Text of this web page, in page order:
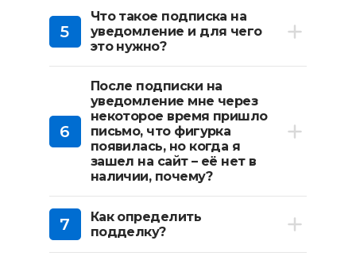
5
Что такое подписка на
уведомление и для чего
это нужно?
6
После подписки на
уведомление мне через
некоторое время пришло
письмо, что фигурка
появилась, но когда я
зашел на сайт – её нет в
наличии, почему?
7
Как определить
подделку?